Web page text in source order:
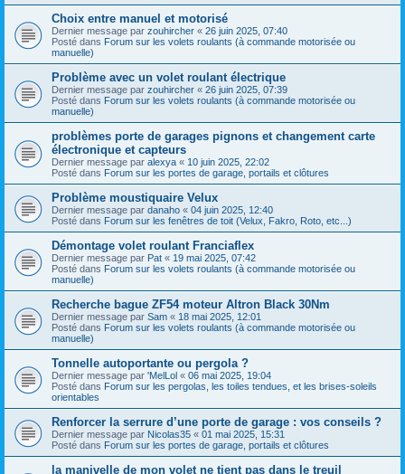
Choix entre manuel et motorisé
Dernier message par zouhircher « 26 juin 2025, 07:40
Posté dans Forum sur les volets roulants (à commande motorisée ou
manuelle)
Problème avec un volet roulant électrique
Dernier message par zouhircher « 26 juin 2025, 07:39
Posté dans Forum sur les volets roulants (à commande motorisée ou
manuelle)
problèmes porte de garages pignons et changement carte
électronique et capteurs
Dernier message par alexya « 10 juin 2025, 22:02
Posté dans Forum sur les portes de garage, portails et clôtures
Problème moustiquaire Velux
Dernier message par danaho « 04 juin 2025, 12:40
Posté dans Forum sur les fenêtres de toit (Velux, Fakro, Roto, etc...)
Démontage volet roulant Franciaflex
Dernier message par Pat « 19 mai 2025, 07:42
Posté dans Forum sur les volets roulants (à commande motorisée ou
manuelle)
Recherche bague ZF54 moteur Altron Black 30Nm
Dernier message par Sam « 18 mai 2025, 12:01
Posté dans Forum sur les volets roulants (à commande motorisée ou
manuelle)
Tonnelle autoportante ou pergola ?
Dernier message par 'MelLol « 06 mai 2025, 19:04
Posté dans Forum sur les pergolas, les toiles tendues, et les brises-soleils
orientables
Renforcer la serrure d’une porte de garage : vos conseils ?
Dernier message par Nicolas35 « 01 mai 2025, 15:31
Posté dans Forum sur les portes de garage, portails et clôtures
la manivelle de mon volet ne tient pas dans le treuil